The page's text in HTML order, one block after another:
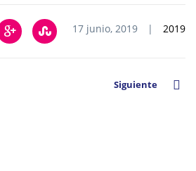
17 junio, 2019 | 2019
Siguiente